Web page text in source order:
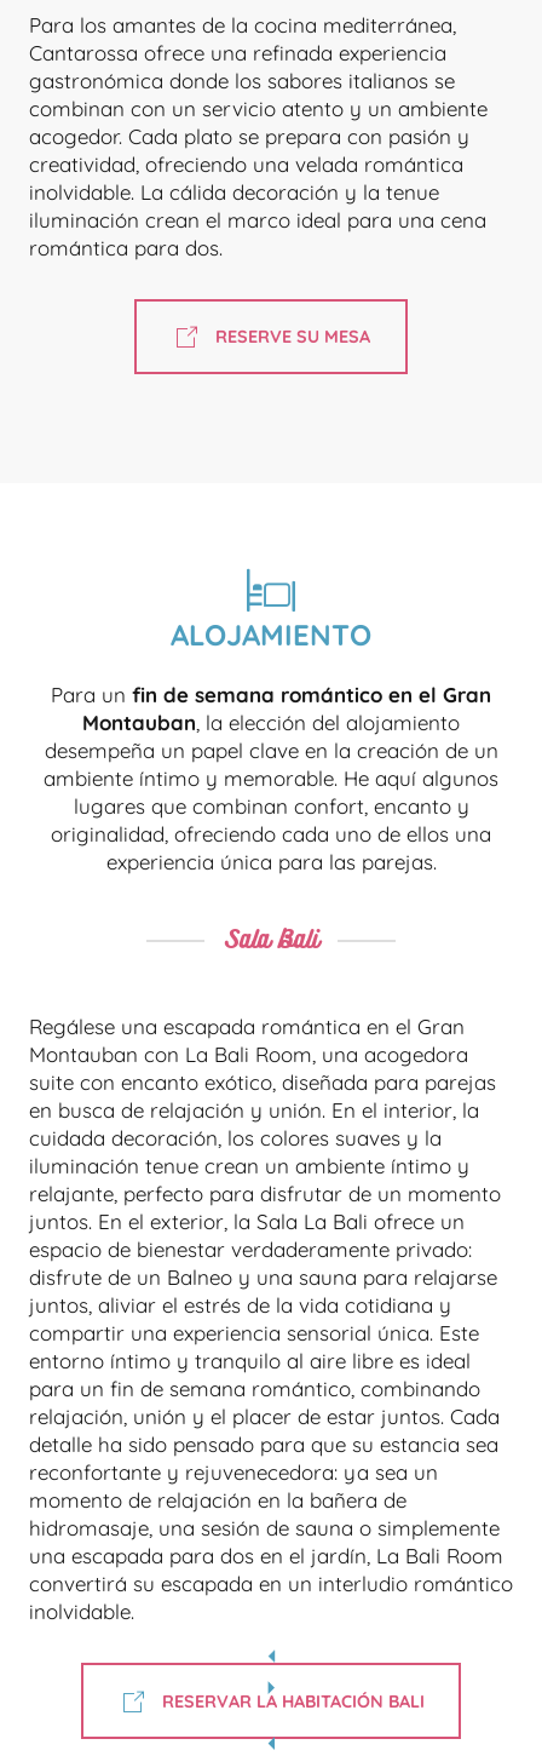
Para los amantes de la cocina mediterránea,
Cantarossa ofrece una refinada experiencia
gastronómica donde los sabores italianos se
combinan con un servicio atento y un ambiente
acogedor. Cada plato se prepara con pasión y
creatividad, ofreciendo una velada romántica
inolvidable. La cálida decoración y la tenue
iluminación crean el marco ideal para una cena
romántica para dos.
RESERVE SU MESA
ALOJAMIENTO
Para un fin de semana romántico en el Gran
Montauban , la elección del alojamiento
desempeña un papel clave en la creación de un
ambiente íntimo y memorable. He aquí algunos
lugares que combinan confort, encanto y
originalidad, ofreciendo cada uno de ellos una
experiencia única para las parejas.
Sala Bali
Regálese una escapada romántica en el Gran
Montauban con La Bali Room, una acogedora
suite con encanto exótico, diseñada para parejas
en busca de relajación y unión. En el interior, la
cuidada decoración, los colores suaves y la
iluminación tenue crean un ambiente íntimo y
relajante, perfecto para disfrutar de un momento
juntos. En el exterior, la Sala La Bali ofrece un
espacio de bienestar verdaderamente privado:
disfrute de un Balneo y una sauna para relajarse
juntos, aliviar el estrés de la vida cotidiana y
compartir una experiencia sensorial única. Este
entorno íntimo y tranquilo al aire libre es ideal
para un fin de semana romántico, combinando
relajación, unión y el placer de estar juntos. Cada
detalle ha sido pensado para que su estancia sea
reconfortante y rejuvenecedora: ya sea un
momento de relajación en la bañera de
hidromasaje, una sesión de sauna o simplemente
una escapada para dos en el jardín, La Bali Room
convertirá su escapada en un interludio romántico
inolvidable.
RESERVAR LA HABITACIÓN BALI